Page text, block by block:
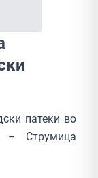
патеки во
– Струмица